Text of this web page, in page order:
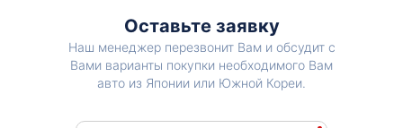
Оставьте заявку
Наш менеджер перезвонит Вам и обсудит с
Вами варианты покупки необходимого Вам
авто из Японии или Южной Кореи.